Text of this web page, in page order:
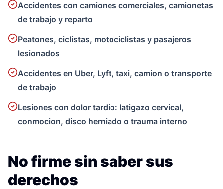
Accidentes con camiones comerciales, camionetas
de trabajo y reparto
Peatones, ciclistas, motociclistas y pasajeros
lesionados
Accidentes en Uber, Lyft, taxi, camion o transporte
de trabajo
Lesiones con dolor tardio: latigazo cervical,
conmocion, disco herniado o trauma interno
No firme sin saber sus
derechos